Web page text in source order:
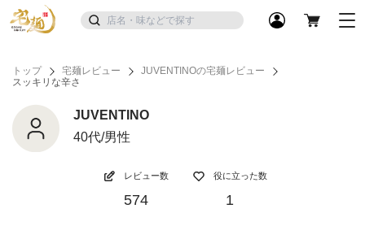
トップ 宅麺レビュー
JUVENTINOの宅麺レビュー
スッキリな辛さ
JUVENTINO
40代/男性
レビュー数
574
役に立った数
1